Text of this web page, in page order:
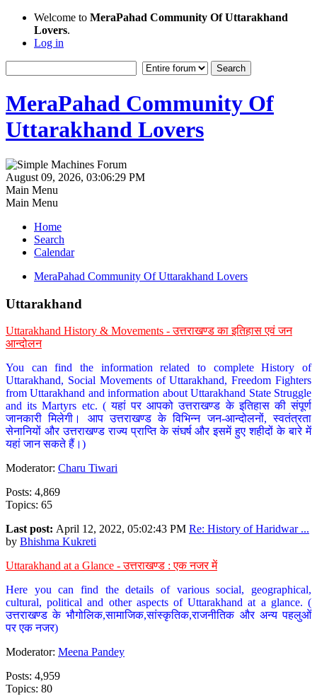
Welcome to MeraPahad Community Of Uttarakhand
Lovers.
Log in
MeraPahad Community Of
Uttarakhand Lovers
August 09, 2026, 03:06:29 PM
Main Menu
Main Menu
Home
Search
Calendar
MeraPahad Community Of Uttarakhand Lovers
Uttarakhand
Uttarakhand History & Movements - उत्तराखण्ड का इतिहास एवं जन
आन्दोलन
You can find the information related to complete History of
Uttarakhand, Social Movements of Uttarakhand, Freedom Fighters
from Uttarakhand and information about Uttarakhand State Struggle
and its Martyrs etc. ( यहां पर आपको उत्तराखण्ड के इतिहास की संपूर्ण
जानकारी मिलेगी। आप उत्तराखण्ड के विभिन्न जन-आन्दोलनों, स्वतंत्रता
सेनानियों और उत्तराखण्ड राज्य प्राप्ति के संघर्ष और इसमें हुए शहीदों के बारे में
यहां जान सकते हैं।)
Moderator: Charu Tiwari
Posts: 4,869
Topics: 65
Last post: April 12, 2022, 05:02:43 PM Re: History of Haridwar ...
by Bhishma Kukreti
Uttarakhand at a Glance - उत्तराखण्ड : एक नजर में
Here you can find the details of various social, geographical,
cultural, political and other aspects of Uttarakhand at a glance. (
उत्तराखण्ड के भौगोलिक,सामाजिक,सांस्कृतिक,राजनीतिक और अन्य पहलुओं
पर एक नजर)
Moderator: Meena Pandey
Posts: 4,959
Topics: 80